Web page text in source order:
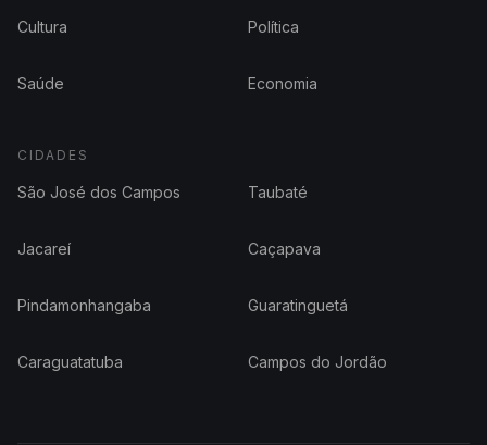
Cultura Política
Saúde Economia
CIDADES
São José dos Campos Taubaté
Jacareí Caçapava
Pindamonhangaba Guaratinguetá
Caraguatatuba Campos do Jordão